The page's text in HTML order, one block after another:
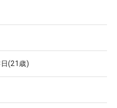
(21歳)